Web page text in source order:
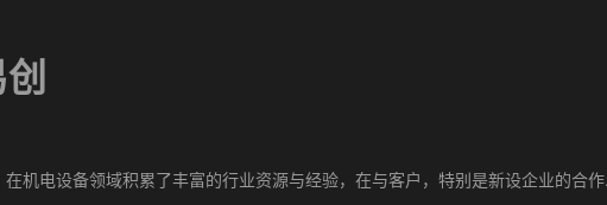
机电设备领域积累了丰富的行业资源与经验，在与客户，特别是新设企业的合